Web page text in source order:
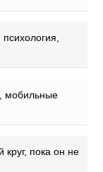
психология,
мобильные
пока он не